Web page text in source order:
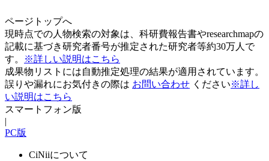
ページトップへ
現時点での人物検索の対象は、科研費報告書やresearchmapの
記載に基づき研究者番号が推定された研究者等約30万人で
す。
※詳しい説明はこちら
成果物リストには自動推定処理の結果が適用されています。
誤りや漏れにお気付きの際は お問い合わせ ください※詳し
い説明はこちら
スマートフォン版
|
PC版
CiNiiについて